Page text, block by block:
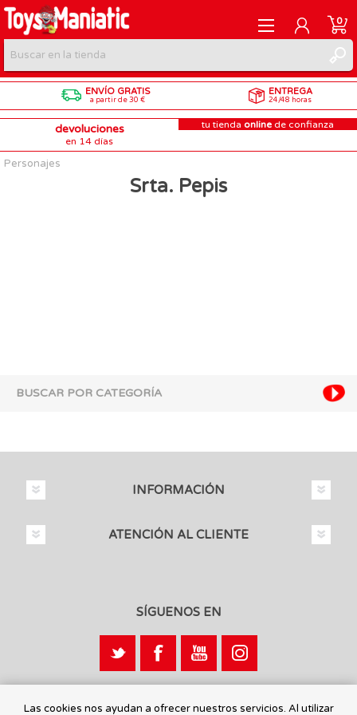
REGISTRARME
INICIAR SESIÓN
0
ENVÍO GRATIS
a partir de 30 €
ENTREGA
24/48 horas
devoluciones
en 14 días
tu tienda online de confianza
Personajes
Srta. Pepis
BUSCAR POR CATEGORÍA
INFORMACIÓN
ATENCIÓN AL CLIENTE
SÍGUENOS EN
Calle León, 1 - 03440 Ibi, Alicante
Las cookies nos ayudan a ofrecer nuestros servicios. Al utilizar